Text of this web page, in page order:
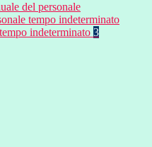
del personale
tempo indeterminato
indeterminato 3